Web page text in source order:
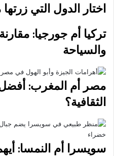
اختار الدول التي
تركيا أم جورجيا:
والسياحة
مصر أم المغرب:
الثقافية؟
سويسرا أم النمسا: